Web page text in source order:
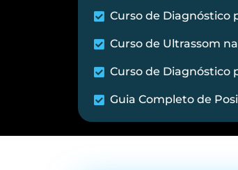
Curso de Diagnóstico
Curso de Ultrassom
Curso de Diagnóstico
Guia Completo de